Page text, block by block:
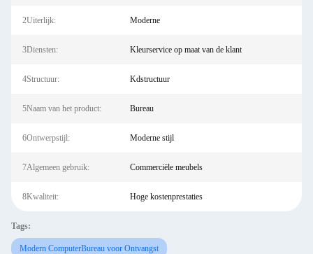
2Uiterlijk: Moderne
3Diensten: Kleurservice op maat van de klant
4Structuur: Kdstructuur
5Naam van het product: Bureau
6Ontwerpstijl: Moderne stijl
7Algemeen gebruik: Commerciële meubels
8Kwaliteit: Hoge kostenprestaties
Tags:
Modern ComputerBureau voor Ontvangst